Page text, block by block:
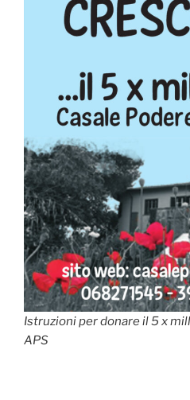
Istruzioni per donare il 5 x
APS